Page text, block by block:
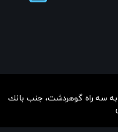
به سه راه گوهردشت، جنب بانك